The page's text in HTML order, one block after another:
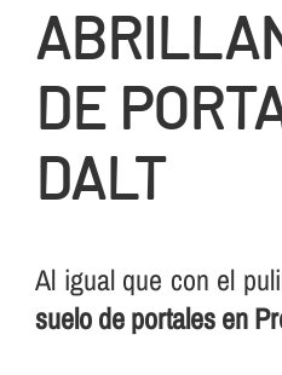
DE
DALT
Al igual que con el
suelo de portales en